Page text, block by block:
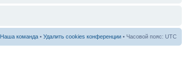
Наша команда • Удалить cookies конференции • Часовой пояс: UTC